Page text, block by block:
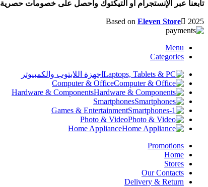
تابعنا عبر الإنستجرام او التيكتوك واحصل على خصومات حصرية
Based on Eleven Store 2025
Menu
Categories
اجهزة اللابتوب والكمبيوتر
Computer & Office
Hardware & Components
Smartphones
Games & Entertainment
Photo & Video
Home Appliance
Promotions
Home
Stores
Our Contacts
Delivery & Return